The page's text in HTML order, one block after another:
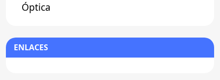
Óptica
ENLACES